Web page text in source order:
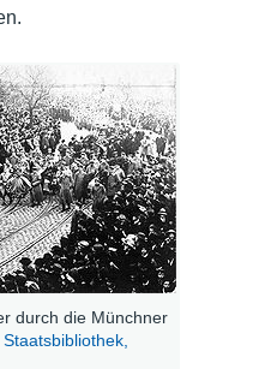
durch die Münchner